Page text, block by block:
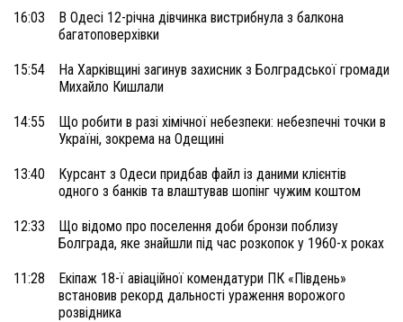
16:03
В Одесі 12-річна дівчинка вистрибнула з балкона
багатоповерхівки
15:54
На Харківщині загинув захисник з Болградської громади
Михайло Кишлали
14:55
Що робити в разі хімічної небезпеки: небезпечні точки в
Україні, зокрема на Одещині
13:40
Курсант з Одеси придбав файл із даними клієнтів
одного з банків та влаштував шопінг чужим коштом
12:33
Що відомо про поселення доби бронзи поблизу
Болграда, яке знайшли під час розкопок у 1960-х роках
11:28
Екіпаж 18-ї авіаційної комендатури ПК «Південь»
встановив рекорд дальності ураження ворожого
розвідника